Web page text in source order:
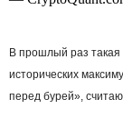
В прошлый раз
исторических
перед бурей»,